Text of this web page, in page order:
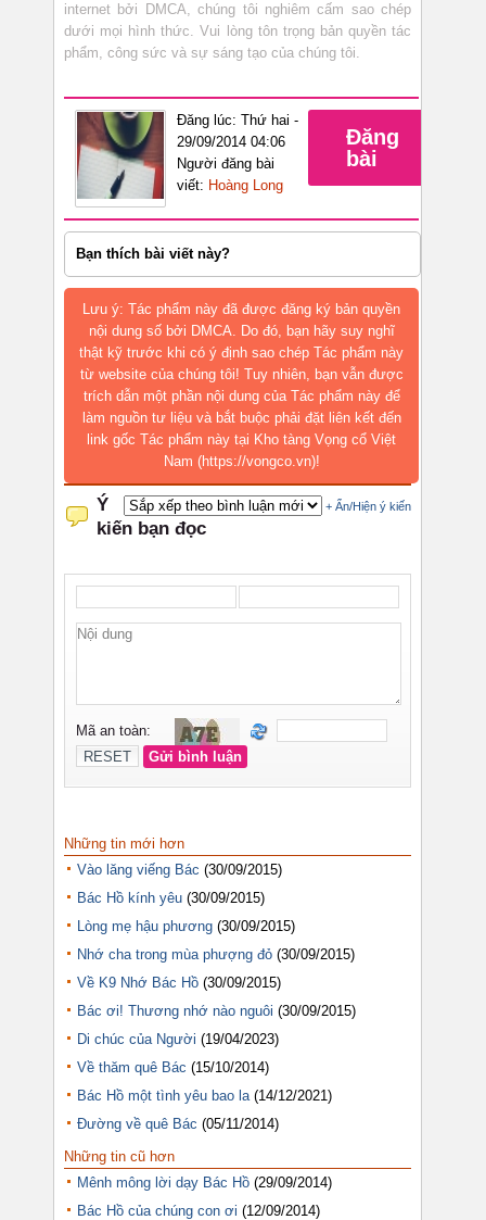
internet bởi DMCA, chúng tôi nghiêm cấm sao chép
dưới mọi hình thức. Vui lòng tôn trọng bản quyền tác
phẩm, công sức và sự sáng tạo của chúng tôi.
Đăng lúc: Thứ hai -
29/09/2014 04:06
Người đăng bài
viết: Hoàng Long
Đăng
bài
Bạn thích bài viết này?
Lưu ý: Tác phẩm này đã được đăng ký bản quyền
nội dung số bởi DMCA. Do đó, bạn hãy suy nghĩ
thật kỹ trước khi có ý định sao chép Tác phẩm này
từ website của chúng tôi! Tuy nhiên, bạn vẫn được
trích dẫn một phần nội dung của Tác phẩm này để
làm nguồn tư liệu và bắt buộc phải đặt liên kết đến
link gốc Tác phẩm này tại Kho tàng Vọng cổ Việt
Nam (https://vongco.vn)!
Những tin mới hơn
Vào lăng viếng Bác (30/09/2015)
Bác Hồ kính yêu (30/09/2015)
Lòng mẹ hậu phương (30/09/2015)
Nhớ cha trong mùa phượng đỏ (30/09/2015)
Về K9 Nhớ Bác Hồ (30/09/2015)
Bác ơi! Thương nhớ nào nguôi (30/09/2015)
Di chúc của Người (19/04/2023)
Về thăm quê Bác (15/10/2014)
Bác Hồ một tình yêu bao la (14/12/2021)
Đường về quê Bác (05/11/2014)
Những tin cũ hơn
Mênh mông lời dạy Bác Hồ (29/09/2014)
Bác Hồ của chúng con ơi (12/09/2014)